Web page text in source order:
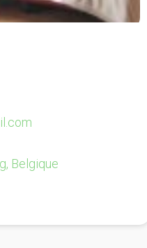
Belgique